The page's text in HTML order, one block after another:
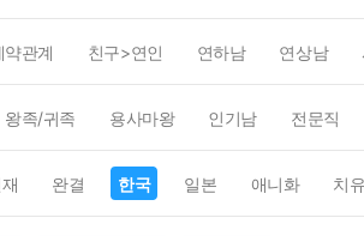
약관계 친구>연인 연하남 연상남
왕족/귀족 용사마왕 인기남 전문직
완결 한국 일본 애니화 치유